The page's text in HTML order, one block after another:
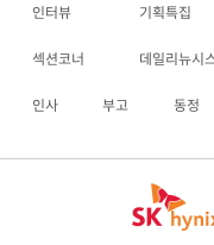
인터뷰 기획특집
섹션코너 데일리뉴시
인사 부고 동정